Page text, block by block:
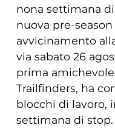
nona settimana
nuova pre-
avvicinamento
via sabato 26
prima
Trailfinders, ha
blocchi di lavoro,
settimana di stop.